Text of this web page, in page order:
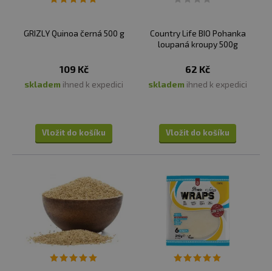
GRIZLY Quinoa černá 500 g
109 Kč
skladem ihned k expedici
Vložit do košíku
Country Life BIO Pohanka
loupaná kroupy 500g
62 Kč
skladem ihned k expedici
Vložit do košíku